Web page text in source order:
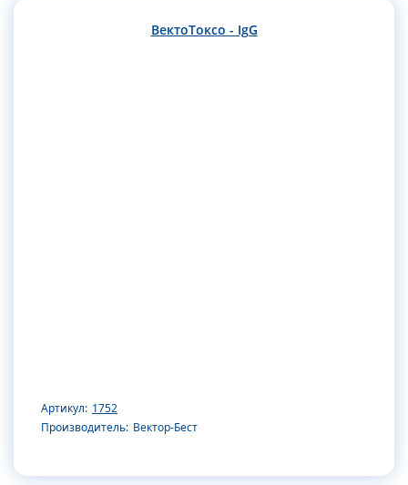
ВектоТоксо - IgG
Артикул: 1752
Производитель: Вектор-Бест